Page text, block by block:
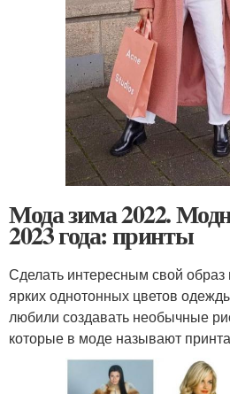
Мода зима 2022.
2023 года: принты
Сделать интересным свой образ
ярких однотонных цветов
любили создавать необычные
которые в моде называют